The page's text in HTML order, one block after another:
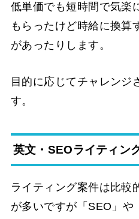
低単価でも短時間で気楽
もらったけど時給に換算
があったりします。
目的に応じてチャレンジ
す。
英文・SEOライティン
ライティング案件は比較
が多いですが「SEO」や